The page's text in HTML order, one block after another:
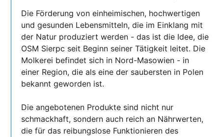
Die Förderung von einheimischen, hochwertigen
und gesunden Lebensmitteln, die im Einklang mit
der Natur produziert werden - das ist die Idee, die
OSM Sierpc seit Beginn seiner Tätigkeit leitet. Die
Molkerei befindet sich in Nord-Masowien - in
einer Region, die als eine der saubersten in Polen
bekannt geworden ist.
Die angebotenen Produkte sind nicht nur
schmackhaft, sondern auch reich an Nährwerten,
die für das reibungslose Funktionieren des